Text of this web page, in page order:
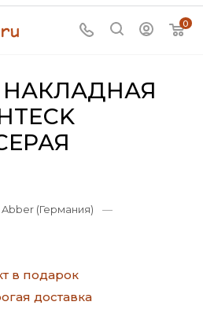
0
Abber (Германия)
—
в подарок
доставка